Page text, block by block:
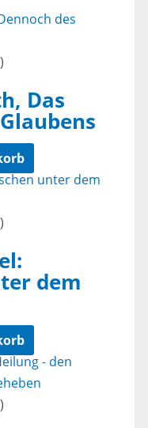
Das
dem